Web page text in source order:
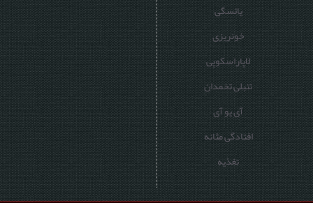
یائسگی
خونریزی
لاپاراسکوپی
تنبلی تخمدان
آی یو آی
افتادگی مثانه
تغذیه